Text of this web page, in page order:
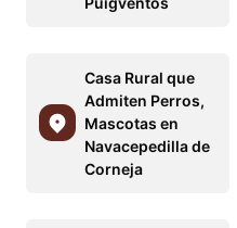
Casa Rural que
Admiten Perros,
Mascotas en
Navacepedilla de
Corneja